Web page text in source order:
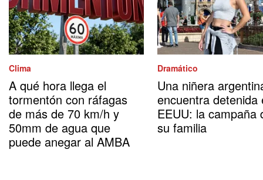
Clima
A qué hora llega el
tormentón con ráfagas
de más de 70 km/h y
50mm de agua que
puede anegar al AMBA
Dramático
Una niñera
encuentra detenida
EEUU: la campaña
su familia